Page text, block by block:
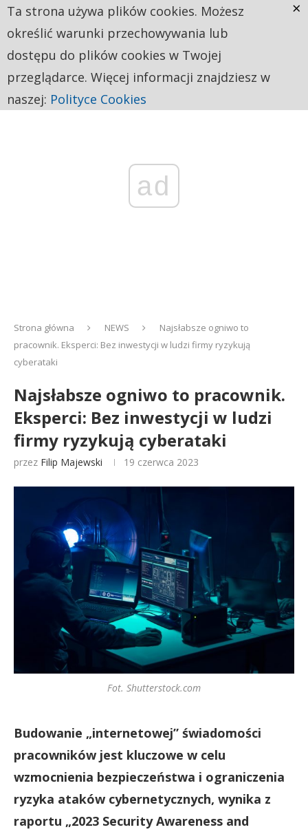
ad
Strona główna NEWS
Najsłabsze ogniwo to
pracownik. Eksperci: Bez inwestycji w ludzi firmy ryzykują
cyberataki
Najsłabsze ogniwo to pracownik.
Eksperci: Bez inwestycji w ludzi
firmy ryzykują cyberataki
przez Filip Majewski 19 czerwca 2023
Fot. Shutterstock.com
Budowanie „internetowej” świadomości
pracowników jest kluczowe w celu
wzmocnienia bezpieczeństwa i ograniczenia
ryzyka ataków cybernetycznych, wynika z
raportu „2023 Security Awareness and
Ta strona używa plików cookies. Możesz
określić warunki przechowywania lub
dostępu do plików cookies w Twojej
przeglądarce. Więcej informacji znajdziesz w
naszej: Polityce Cookies
×